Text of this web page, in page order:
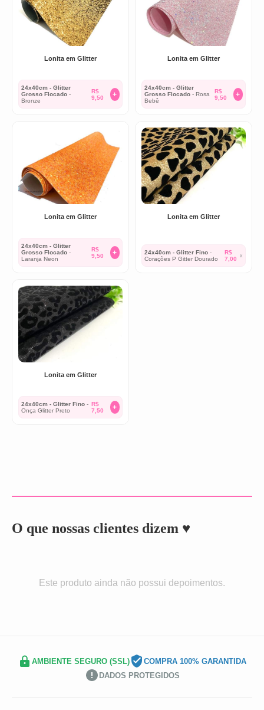
Lonita em Glitter
24x40cm - Glitter
Grosso Flocado -
Bronze
R$
9,50
+
Lonita em Glitter
24x40cm - Glitter
Grosso Flocado - Rosa
Bebê
R$
9,50
+
Lonita em Glitter
24x40cm - Glitter
Grosso Flocado -
Laranja Neon
R$
9,50
+
Lonita em Glitter
24x40cm - Glitter Fino -
Corações P Gitter Dourado
R$
7,00 x
Lonita em Glitter
24x40cm - Glitter Fino -
Onça Glitter Preto
R$
7,50
+
O que nossas clientes dizem ♥
Este produto ainda não possui depoimentos.
AMBIENTE SEGURO (SSL)
COMPRA 100% GARANTIDA
DADOS PROTEGIDOS